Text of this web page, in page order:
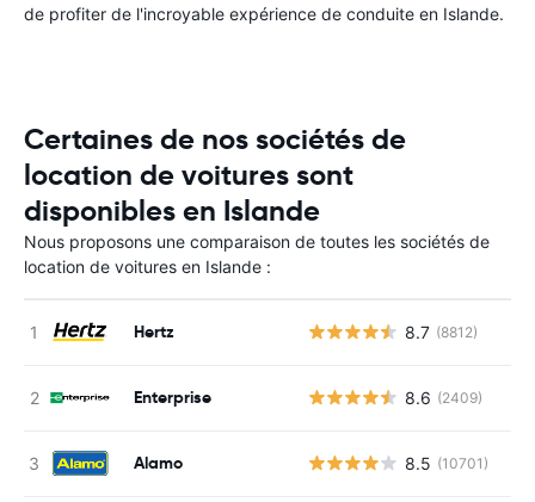
de profiter de l'incroyable expérience de conduite en Islande.
Certaines de nos sociétés de
location de voitures sont
disponibles en Islande
Nous proposons une comparaison de toutes les sociétés de
location de voitures en Islande :
Hertz 8.7 (8812)
Enterprise 8.6 (2409)
Alamo 8.5 (10701)